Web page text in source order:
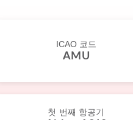
ICAO 코드
AMU
첫 번째 항공기